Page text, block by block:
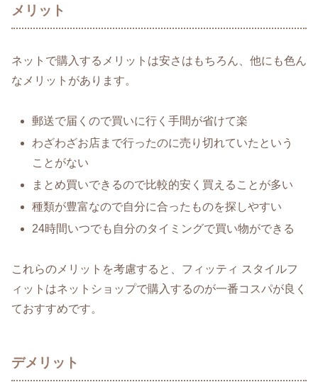
メリット
ネットで購入するメリットは安さはもちろん、他にも色ん
なメリットがあります。
郵送で届くので買いに行く手間が省けて楽
わざわざお店まで行ったのに売り切れていたという
ことがない
まとめ買いできるので比較的安く買えることが多い
種類が豊富なので自分に合ったものを探しやすい
24時間いつでも自分のタイミングで買い物ができる
これらのメリットを考慮すると、フィッティ スタイルフ
ィットはネットショップで購入するのが一番コスパが良く
ておすすめです。
デメリット